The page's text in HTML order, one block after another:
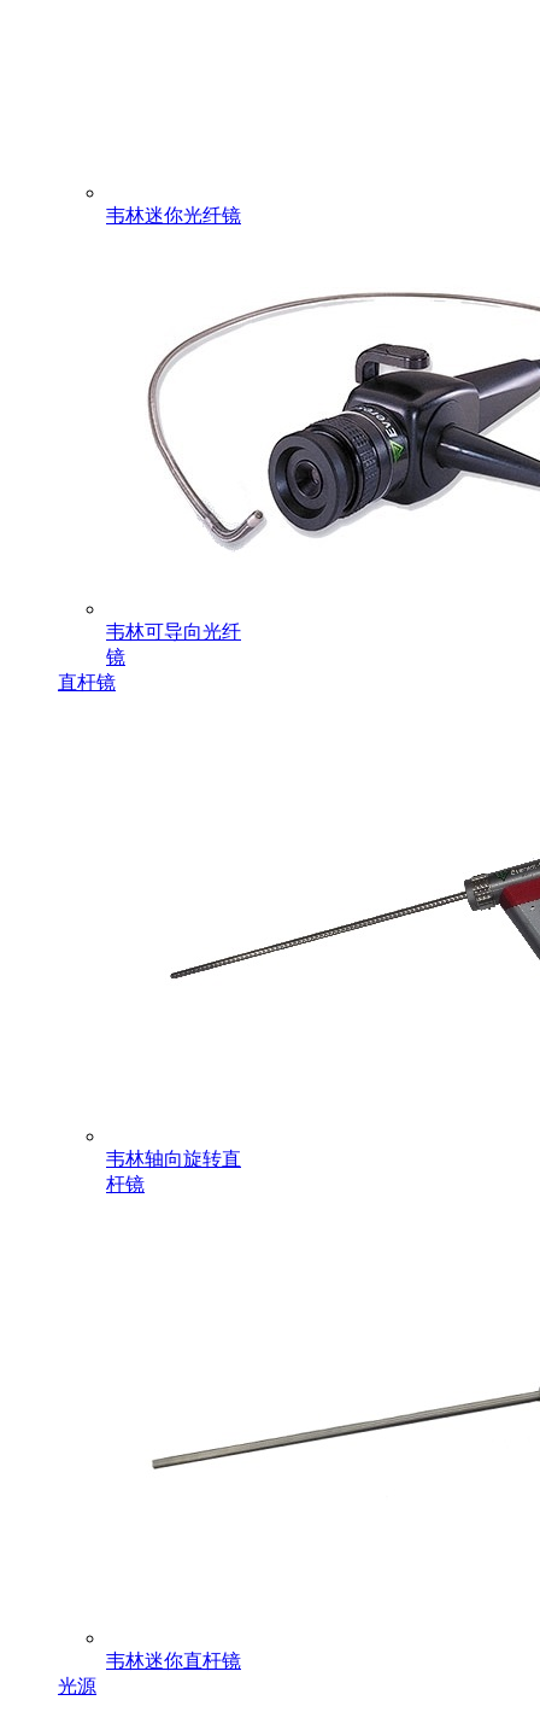
韦林迷你光纤镜
韦林可导向光纤
镜
直杆镜
韦林轴向旋转直
杆镜
韦林迷你直杆镜
光源